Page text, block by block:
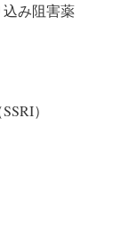
み阻害薬
）